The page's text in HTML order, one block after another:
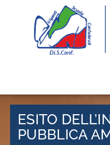
ESITO
PUBBLICA